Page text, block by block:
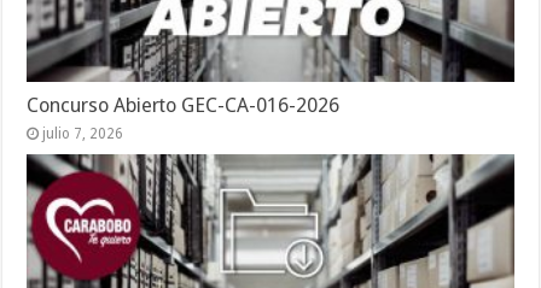
Concurso Abierto GEC-CA-016-2026
julio 7, 2026